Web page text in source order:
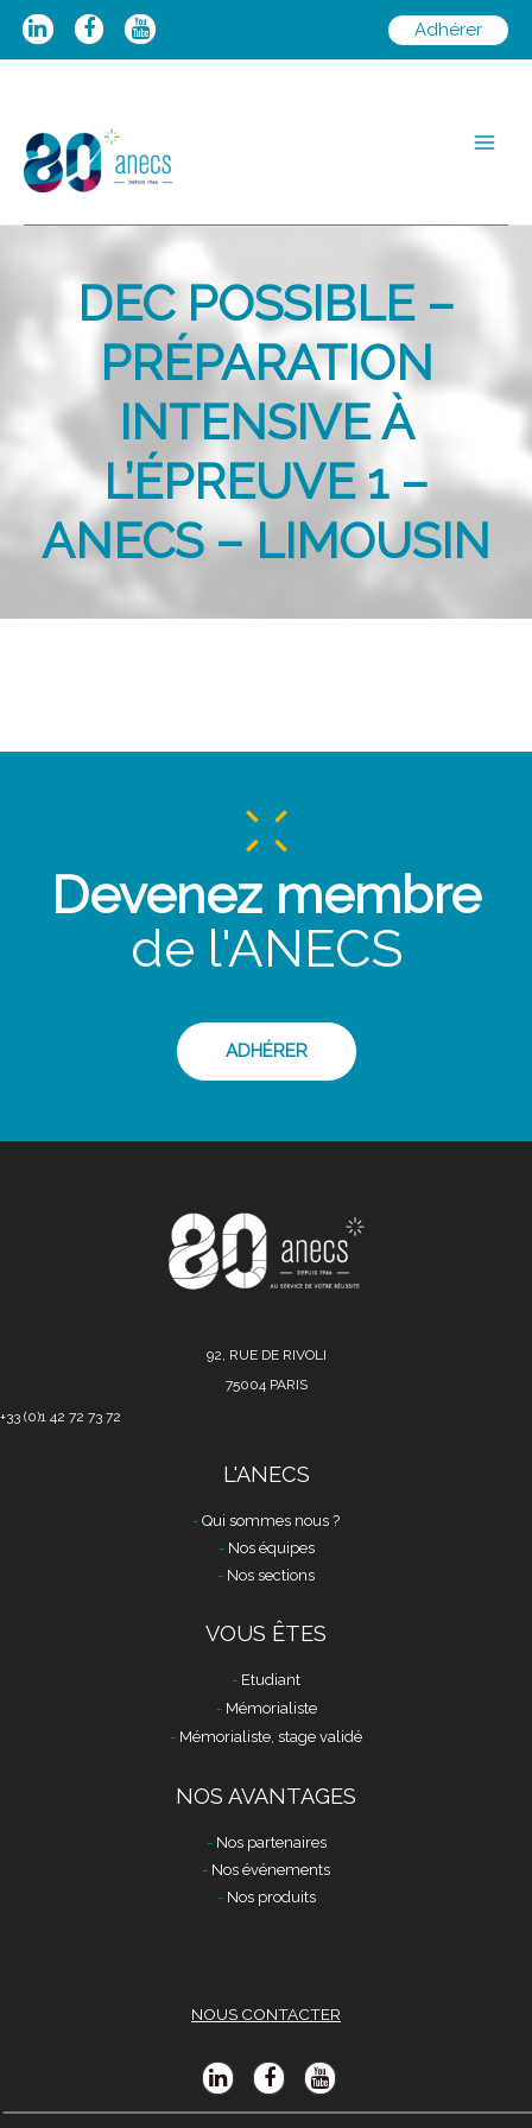
Aller
Adhérer
DEC POSSIBLE –
PRÉPARATION
INTENSIVE À
L’ÉPREUVE 1 –
ANECS – LIMOUSIN
Devenez membre
de l'ANECS
ADHÉRER
92, RUE DE RIVOLI
75004 PARIS
+33 (0)1 42 72 73 72
L'ANECS
Qui sommes nous ?
Nos équipes
Nos sections
VOUS ÊTES
Etudiant
Mémorialiste
Mémorialiste, stage validé
NOS AVANTAGES
Nos partenaires
Nos événements
Nos produits
NOUS CONTACTER